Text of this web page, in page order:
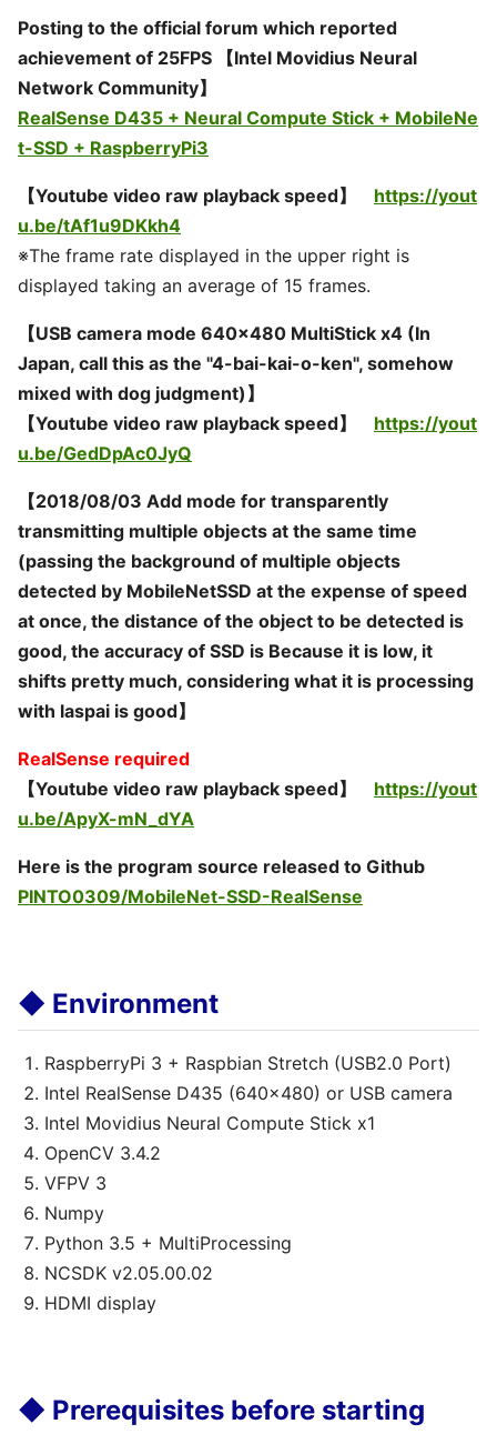
Posting to the official forum which reported
achievement of 25FPS 【Intel Movidius Neural
Network Community】
RealSense D435 + Neural Compute Stick + MobileNe
t-SSD + RaspberryPi3
【Youtube video raw playback speed】 https://yout
u.be/tAf1u9DKkh4
※The frame rate displayed in the upper right is
displayed taking an average of 15 frames.
【USB camera mode 640x480 MultiStick x4 (In
Japan, call this as the "4-bai-kai-o-ken", somehow
mixed with dog judgment)】
【Youtube video raw playback speed】 https://yout
u.be/GedDpAc0JyQ
【2018/08/03 Add mode for transparently
transmitting multiple objects at the same time
(passing the background of multiple objects
detected by MobileNetSSD at the expense of speed
at once, the distance of the object to be detected is
good, the accuracy of SSD is Because it is low, it
shifts pretty much, considering what it is processing
with laspai is good】
RealSense required
【Youtube video raw playback speed】 https://yout
u.be/ApyX-mN_dYA
Here is the program source released to Github
PINTO0309/MobileNet-SSD-RealSense
◆ Environment
RaspberryPi 3 + Raspbian Stretch (USB2.0 Port)
Intel RealSense D435 (640x480) or USB camera
Intel Movidius Neural Compute Stick x1
OpenCV 3.4.2
VFPV 3
Numpy
Python 3.5 + MultiProcessing
NCSDK v2.05.00.02
HDMI display
◆ Prerequisites before starting